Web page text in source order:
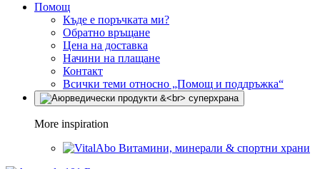
Помощ
Къде е поръчката ми?
Обратно връщане
Цена на доставка
Начини на плащане
Контакт
Всички теми относно „Помощ и поддръжка“
More inspiration
Витамини, минерали & спортни храни